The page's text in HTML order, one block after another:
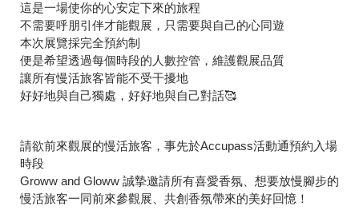
這是一場使你的心安定下來的旅程
不需要呼朋引伴才能觀展，只需要與自己的心同遊
本次展覽採完全預約制
便是希望透過每個時段的人數控管，維護觀展品質
讓所有慢活旅客皆能不受干擾地
好好地與自己獨處，好好地與自己對話🥰
請欲前來觀展的慢活旅客，事先於Accupass活動通預約入場
時段
Groww and Gloww 誠摯邀請所有喜愛香氛、想要放慢腳步的
慢活旅客一同前來參觀展、共創香氛帶來的美好回憶！